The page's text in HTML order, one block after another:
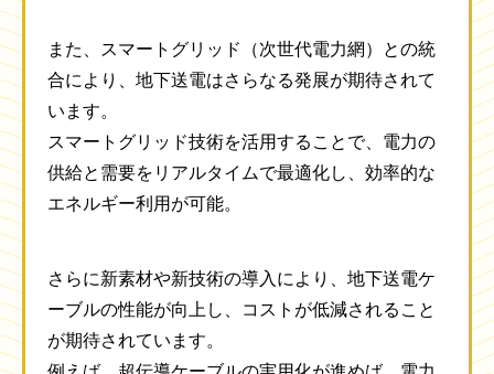
また、スマートグリッド（次世代電力網）との統
合により、地下送電はさらなる発展が期待されて
います。
スマートグリッド技術を活用することで、電力の
供給と需要をリアルタイムで最適化し、効率的な
エネルギー利用が可能。
さらに新素材や新技術の導入により、地下送電ケ
ーブルの性能が向上し、コストが低減されること
が期待されています。